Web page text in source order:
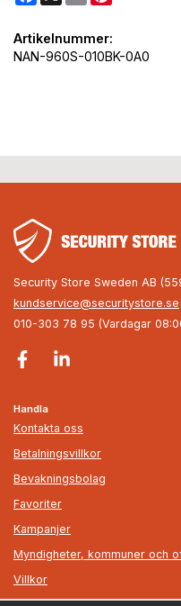
Artikelnummer:
NAN-960S-010BK-0A0
Security Store Sweden AB
kundservice@securitystore.se
010-303 78 95 (Vardagar
Handla
Kontakta oss
Betalningsvillkor
Bevakningsbolag
Favoriter
Kampanjer
Myndigheter, kommuner och
Villkor